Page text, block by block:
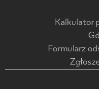
Kalkulator
Formularz